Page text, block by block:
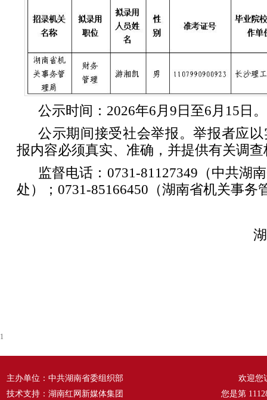
公示时间：2026年6月9日至6月15日。
公示期间接受社会举报。举报者应
报内容必须真实、准确，并提供有关调
监督电话：0731-81127349（中共湖
处）；0731-85166450（湖南省机关事务
1
主办单位：中共湖南省委组织部
技术支持：湖南红网新媒体集团
欢迎您
您是第